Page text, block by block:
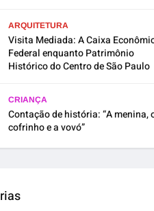
ARQUITETURA
Visita Mediada: A Caixa
Federal enquanto Patrimônio
Histórico do Centro de São Paulo
CRIANÇA
Contação de história: “A menina,
cofrinho e a vovó”